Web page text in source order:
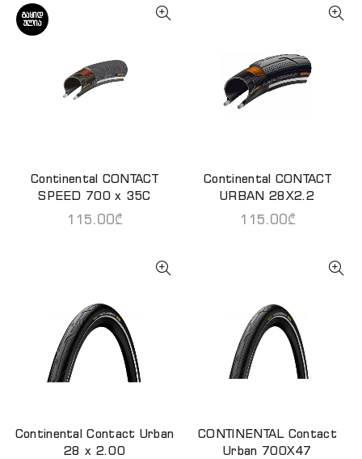
ᲒᲐᲧᲘᲓ
ᲣᲚᲘᲐ
ᲕᲠᲪᲚᲐᲓ
Continental CONTACT
SPEED 700 x 35C
115.00₾
ᲙᲐᲚᲐᲗᲐᲨᲘ ᲓᲐᲛᲐᲢᲔᲑᲐ
Continental CONTACT
URBAN 28X2.2
115.00₾
ᲙᲐᲚᲐᲗᲐᲨᲘ ᲓᲐᲛᲐᲢᲔᲑᲐ
Continental Contact Urban
28 x 2.00
ᲙᲐᲚᲐᲗᲐᲨᲘ ᲓᲐᲛᲐᲢᲔᲑᲐ
CONTINENTAL Contact
Urban 700X47